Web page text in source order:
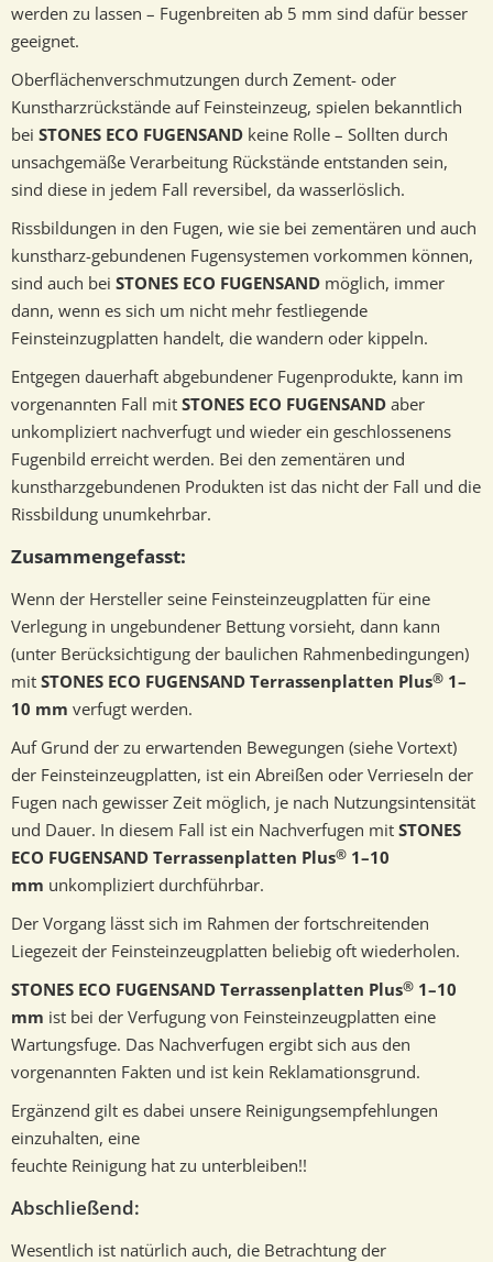
werden zu lassen – Fugenbreiten ab 5 mm sind dafür besser
geeignet.
Oberflächenverschmutzungen durch Zement- oder
Kunstharzrückstände auf Feinsteinzeug, spielen bekanntlich
bei STONES ECO FUGENSAND keine Rolle – Sollten durch
unsachgemäße Verarbeitung Rückstände entstanden sein,
sind diese in jedem Fall reversibel, da wasserlöslich.
Rissbildungen in den Fugen, wie sie bei zementären und auch
kunstharz-gebundenen Fugensystemen vorkommen können,
sind auch bei STONES ECO FUGENSAND möglich, immer
dann, wenn es sich um nicht mehr festliegende
Feinsteinzugplatten handelt, die wandern oder kippeln.
Entgegen dauerhaft abgebundener Fugenprodukte, kann im
vorgenannten Fall mit STONES ECO FUGENSAND aber
unkompliziert nachverfugt und wieder ein geschlossenens
Fugenbild erreicht werden. Bei den zementären und
kunstharzgebundenen Produkten ist das nicht der Fall und die
Rissbildung unumkehrbar.
Zusammengefasst:
Wenn der Hersteller seine Feinsteinzeugplatten für eine
Verlegung in ungebundener Bettung vorsieht, dann kann
(unter Berücksichtigung der baulichen Rahmenbedingungen)
mit STONES ECO FUGENSAND Terrassenplatten Plus® 1–
10 mm verfugt werden.
Auf Grund der zu erwartenden Bewegungen (siehe Vortext)
der Feinsteinzeugplatten, ist ein Abreißen oder Verrieseln der
Fugen nach gewisser Zeit möglich, je nach Nutzungsintensität
und Dauer. In diesem Fall ist ein Nachverfugen mit STONES
ECO FUGENSAND Terrassenplatten Plus® 1–10
mm unkompliziert durchführbar.
Der Vorgang lässt sich im Rahmen der fortschreitenden
Liegezeit der Feinsteinzeugplatten beliebig oft wiederholen.
STONES ECO FUGENSAND Terrassenplatten Plus® 1–10
mm ist bei der Verfugung von Feinsteinzeugplatten eine
Wartungsfuge. Das Nachverfugen ergibt sich aus den
vorgenannten Fakten und ist kein Reklamationsgrund.
Ergänzend gilt es dabei unsere Reinigungsempfehlungen
einzuhalten, eine
feuchte Reinigung hat zu unterbleiben!!
Abschließend:
Wesentlich ist natürlich auch, die Betrachtung der